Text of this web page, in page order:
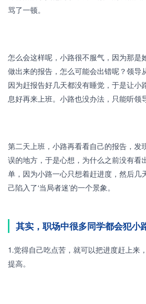
骂了一顿。
怎么会这样呢，小路很不服气，因为那是
做出来的报告，怎么可能会出错呢？领导
因为赶报告好几天都没有睡觉，于是让小
息好再来上班。小路也没办法，只能听领
第二天上班，小路再看看自己的报告，发
误的地方，于是心想，为什么之前没有看
单，因为小路一心只想着赶进度，然后几
己陷入了‘当局者迷’的一个景象。
其实，职场中很多同学都会犯小
1.觉得自己吃点苦，就可以把进度赶上来
提高。